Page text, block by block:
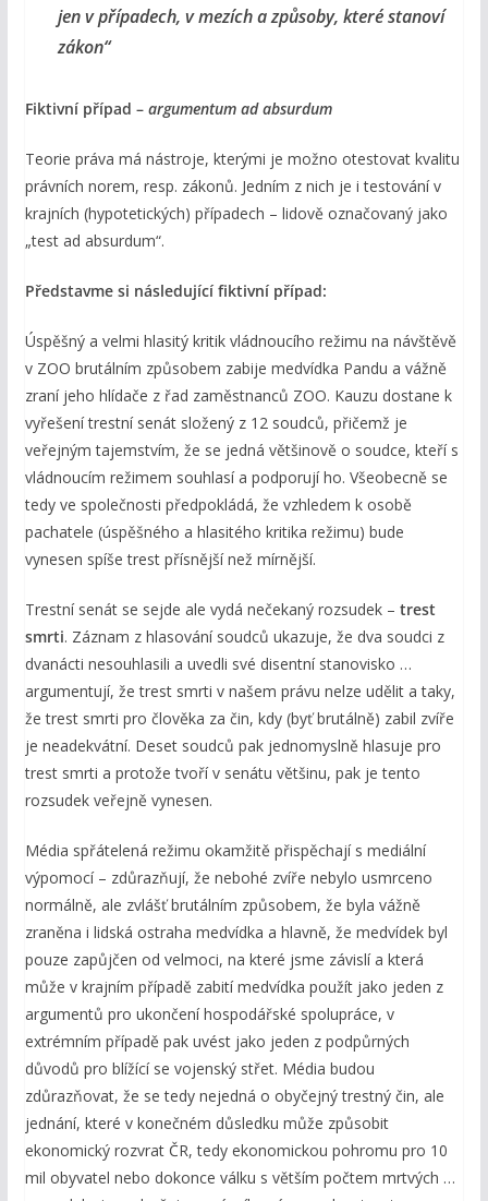
jen v případech, v mezích a způsoby, které stanoví
zákon“
Fiktivní případ – argumentum ad absurdum
Teorie práva má nástroje, kterými je možno otestovat kvalitu
právních norem, resp. zákonů. Jedním z nich je i testování v
krajních (hypotetických) případech – lidově označovaný jako
„test ad absurdum“.
Představme si následující fiktivní případ:
Úspěšný a velmi hlasitý kritik vládnoucího režimu na návštěvě
v ZOO brutálním způsobem zabije medvídka Pandu a vážně
zraní jeho hlídače z řad zaměstnanců ZOO. Kauzu dostane k
vyřešení trestní senát složený z 12 soudců, přičemž je
veřejným tajemstvím, že se jedná většinově o soudce, kteří s
vládnoucím režimem souhlasí a podporují ho. Všeobecně se
tedy ve společnosti předpokládá, že vzhledem k osobě
pachatele (úspěšného a hlasitého kritika režimu) bude
vynesen spíše trest přísnější než mírnější.
Trestní senát se sejde ale vydá nečekaný rozsudek – trest
smrti. Záznam z hlasování soudců ukazuje, že dva soudci z
dvanácti nesouhlasili a uvedli své disentní stanovisko …
argumentují, že trest smrti v našem právu nelze udělit a taky,
že trest smrti pro člověka za čin, kdy (byť brutálně) zabil zvíře
je neadekvátní. Deset soudců pak jednomyslně hlasuje pro
trest smrti a protože tvoří v senátu většinu, pak je tento
rozsudek veřejně vynesen.
Média spřátelená režimu okamžitě přispěchají s mediální
výpomocí – zdůrazňují, že nebohé zvíře nebylo usmrceno
normálně, ale zvlášť brutálním způsobem, že byla vážně
zraněna i lidská ostraha medvídka a hlavně, že medvídek byl
pouze zapůjčen od velmoci, na které jsme závislí a která
může v krajním případě zabití medvídka použít jako jeden z
argumentů pro ukončení hospodářské spolupráce, v
extrémním případě pak uvést jako jeden z podpůrných
důvodů pro blížící se vojenský střet. Média budou
zdůrazňovat, že se tedy nejedná o obyčejný trestný čin, ale
jednání, které v konečném důsledku může způsobit
ekonomický rozvrat ČR, tedy ekonomickou pohromu pro 10
mil obyvatel nebo dokonce válku s větším počtem mrtvých …